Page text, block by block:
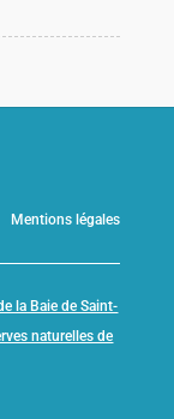
Mentions légales
la Baie de Saint-
naturelles de